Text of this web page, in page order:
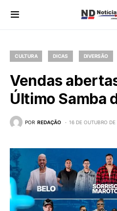
CULTURA DICAS DIVERSÃO
Vendas
Último Samba
POR REDAÇÃO 16 DE OUTUBRO